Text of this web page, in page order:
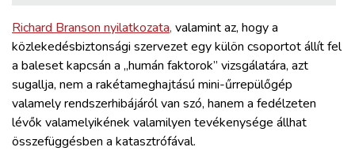
Richard Branson nyilatkozata, valamint az, hogy a
közlekedésbiztonsági szervezet egy külön csoportot állít fel
a baleset kapcsán a „humán faktorok” vizsgálatára, azt
sugallja, nem a rakétameghajtású mini-űrrepülőgép
valamely rendszerhibájáról van szó, hanem a fedélzeten
lévők valamelyikének valamilyen tevékenysége állhat
összefüggésben a katasztrófával.